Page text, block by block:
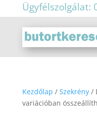
Ügyfélszolgálat:
Kezdőlap / Szekrény/
variációban